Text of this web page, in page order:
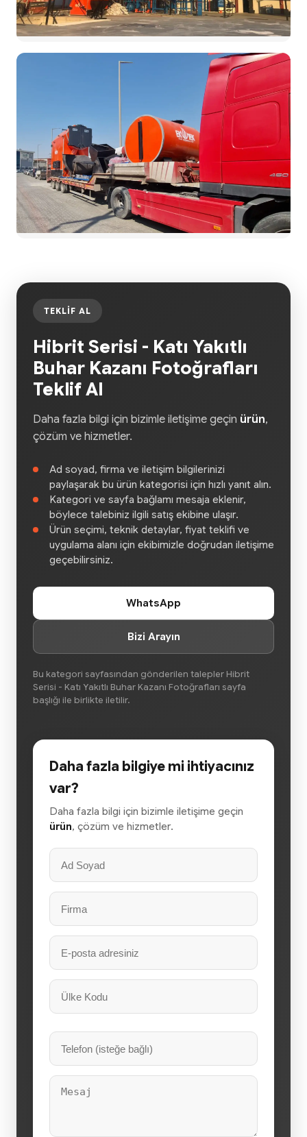
TEKLIF AL
Hibrit Serisi - Katı Yakıtlı
Buhar Kazanı Fotoğrafları
Teklif Al
Daha fazla bilgi için bizimle iletişime geçin ürün,
çözüm ve hizmetler.
Ad soyad, firma ve iletişim bilgilerinizi
paylaşarak bu ürün kategorisi için hızlı yanıt alın.
Kategori ve sayfa bağlamı mesaja eklenir,
böylece talebiniz ilgili satış ekibine ulaşır.
Ürün seçimi, teknik detaylar, fiyat teklifi ve
uygulama alanı için ekibimizle doğrudan iletişime
geçebilirsiniz.
WhatsApp
Bizi Arayın
Bu kategori sayfasından gönderilen talepler Hibrit
Serisi - Katı Yakıtlı Buhar Kazanı Fotoğrafları sayfa
başlığı ile birlikte iletilir.
Daha fazla bilgiye mi ihtiyacınız
var?
Daha fazla bilgi için bizimle iletişime geçin
ürün, çözüm ve hizmetler.